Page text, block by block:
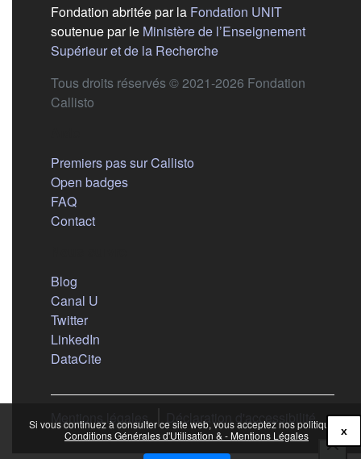
Si vous continuez à consulter ce site web, vous acceptez nos politiques :
Conditions Générales d'Utilisation & - Mentions Légales
x
Fondation abritée par la Fondation UNIT(s'ouvre
soutenue par le Ministère de l’Enseignement
Supérieur et de la Recherche(s'ouvre dans un nouvel
Tous droits réservés © 2021-2026 Fondation
Callisto
Premiers pas sur Callisto
Open badges
FAQ
Contact
Blog
Canal U
Twitter(s'ouvre dans un nouvel onglet)
LinkedIn
DataCite(s'ouvre dans un nouvel onglet)
Mentions légales Déclaration d'accessibilité